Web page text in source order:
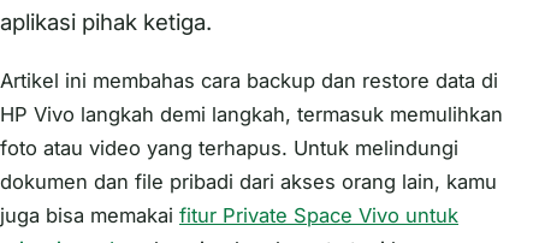
aplikasi pihak ketiga.
Artikel ini membahas cara backup dan restore data di
HP Vivo langkah demi langkah, termasuk memulihkan
foto atau video yang terhapus. Untuk melindungi
dokumen dan file pribadi dari akses orang lain, kamu
juga bisa memakai fitur Private Space Vivo untuk